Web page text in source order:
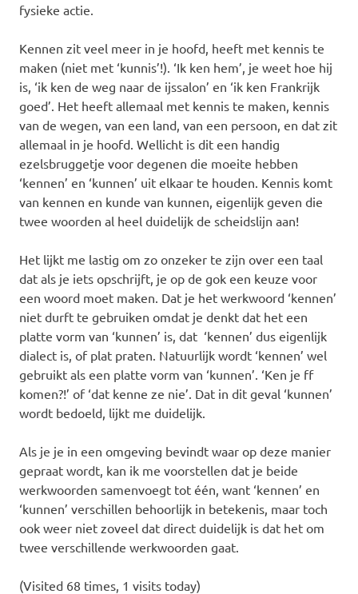
fysieke actie.
Kennen zit veel meer in je hoofd, heeft met kennis te
maken (niet met ‘kunnis’!). ‘Ik ken hem’, je weet hoe hij
is, ‘ik ken de weg naar de ijssalon’ en ‘ik ken Frankrijk
goed’. Het heeft allemaal met kennis te maken, kennis
van de wegen, van een land, van een persoon, en dat zit
allemaal in je hoofd. Wellicht is dit een handig
ezelsbruggetje voor degenen die moeite hebben
‘kennen’ en ‘kunnen’ uit elkaar te houden. Kennis komt
van kennen en kunde van kunnen, eigenlijk geven die
twee woorden al heel duidelijk de scheidslijn aan!
Het lijkt me lastig om zo onzeker te zijn over een taal
dat als je iets opschrijft, je op de gok een keuze voor
een woord moet maken. Dat je het werkwoord ‘kennen’
niet durft te gebruiken omdat je denkt dat het een
platte vorm van ‘kunnen’ is, dat ‘kennen’ dus eigenlijk
dialect is, of plat praten. Natuurlijk wordt ‘kennen’ wel
gebruikt als een platte vorm van ‘kunnen’. ‘Ken je ff
komen?!’ of ‘dat kenne ze nie’. Dat in dit geval ‘kunnen’
wordt bedoeld, lijkt me duidelijk.
Als je je in een omgeving bevindt waar op deze manier
gepraat wordt, kan ik me voorstellen dat je beide
werkwoorden samenvoegt tot één, want ‘kennen’ en
‘kunnen’ verschillen behoorlijk in betekenis, maar toch
ook weer niet zoveel dat direct duidelijk is dat het om
twee verschillende werkwoorden gaat.
(Visited 68 times, 1 visits today)